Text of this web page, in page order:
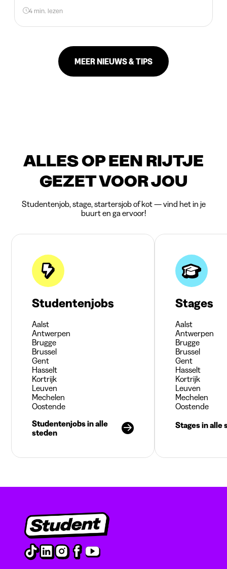
4 min. lezen
MEER NIEUWS & TIPS
ALLES OP EEN RIJTJE
GEZET VOOR JOU
Studentenjob, stage, startersjob of kot — vind het in je
buurt en ga ervoor!
Studentenjobs
Aalst
Antwerpen
Brugge
Brussel
Gent
Hasselt
Kortrijk
Leuven
Mechelen
Oostende
Studentenjobs in alle
steden
Stages
Aalst
Antwerpen
Brugge
Brussel
Gent
Hasselt
Kortrijk
Leuven
Mechelen
Oostende
Stages in alle